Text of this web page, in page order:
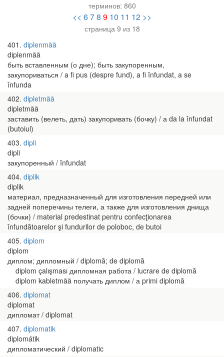
терминов: 860
<< 678 9 10 11 12 >>
страница 9 из 18
401 diplenmää
diplenmää
быть вставленным (о дне); быть закупоренным,
закупориваться / a fi pus (despre fund), a fi înfundat, a se
înfunda
402 dipletmää
dipletmää
заставить (велеть, дать) закупоривать (бочку) / а da la înfundat
(butoiul)
403 dipli
dipli
закупоренный / înfundat
404 diplik
diplik
материал, предназначенный для изготовления передней или
задней поперечины телеги, а также для изготовления днища
(бочки) / material predestinat pentru confecţionarea
înfundătoarelor şi fundurilor de poloboc, de butoi
405 diplom
diplom
диплом; дипломный / diplomă; de diplomă
diplom çalışması дипломная работа / lucrare de diplomă
diplom kabletmää получать диплом / а primi diplomă
406 diplomat
diplomat
дипломат / diplomat
407 diplomatik
diplomátik
дипломатический / diplomatic